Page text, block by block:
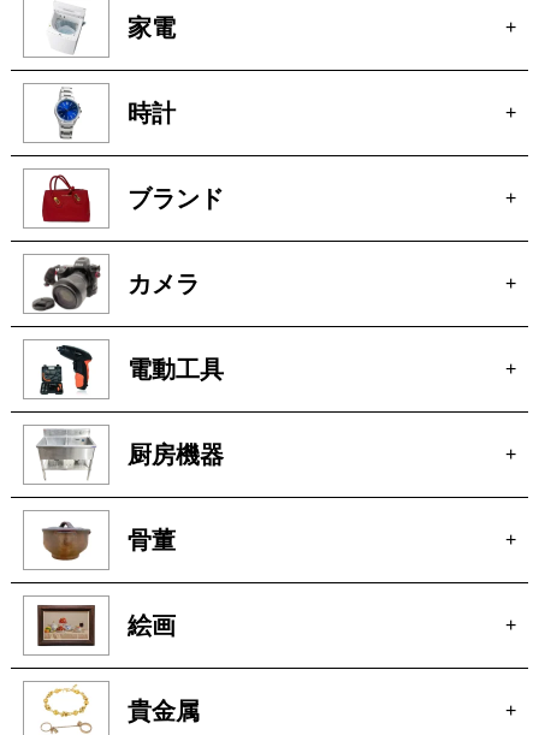
家電 +
時計 +
ブランド +
カメラ +
電動工具 +
厨房機器 +
骨董 +
絵画 +
貴金属 +